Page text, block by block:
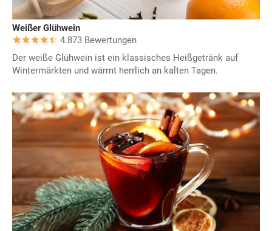
Weißer Glühwein
4.873 Bewertungen
Der weiße Glühwein ist ein klassisches Heißgetränk auf
Wintermärkten und wärmt herrlich an kalten Tagen.